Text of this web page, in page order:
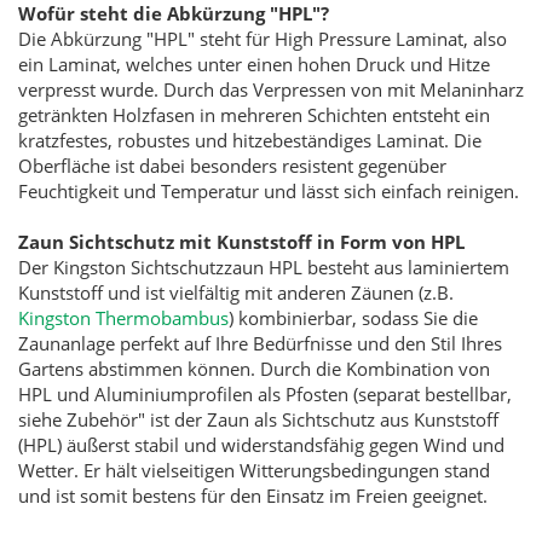
Wofür steht die Abkürzung "HPL"?
Die Abkürzung "HPL" steht für High Pressure Laminat, also
ein Laminat, welches unter einen hohen Druck und Hitze
verpresst wurde. Durch das Verpressen von mit Melaninharz
getränkten Holzfasen in mehreren Schichten entsteht ein
kratzfestes, robustes und hitzebeständiges Laminat. Die
Oberfläche ist dabei besonders resistent gegenüber
Feuchtigkeit und Temperatur und lässt sich einfach reinigen.
Zaun Sichtschutz mit Kunststoff in Form von HPL
Der Kingston Sichtschutzzaun HPL besteht aus laminiertem
Kunststoff und ist vielfältig mit anderen Zäunen (z.B.
Kingston Thermobambus) kombinierbar, sodass Sie die
Zaunanlage perfekt auf Ihre Bedürfnisse und den Stil Ihres
Gartens abstimmen können. Durch die Kombination von
HPL und Aluminiumprofilen als Pfosten (separat bestellbar,
siehe Zubehör" ist der Zaun als Sichtschutz aus Kunststoff
(HPL) äußerst stabil und widerstandsfähig gegen Wind und
Wetter. Er hält vielseitigen Witterungsbedingungen stand
und ist somit bestens für den Einsatz im Freien geeignet.